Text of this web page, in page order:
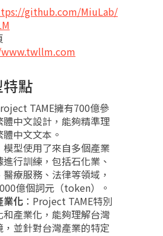
github.com/MiuLab/
特點
TAME擁有700億參
體中文設計，能夠精準理
中文文本。
模型使用了來自多個產業
行訓練，包括石化業、
療服務、法律等領域，
億個詞元（token）。
業化 ：Project TAME特別
和產業化，能夠理解台灣
並針對台灣產業的特定